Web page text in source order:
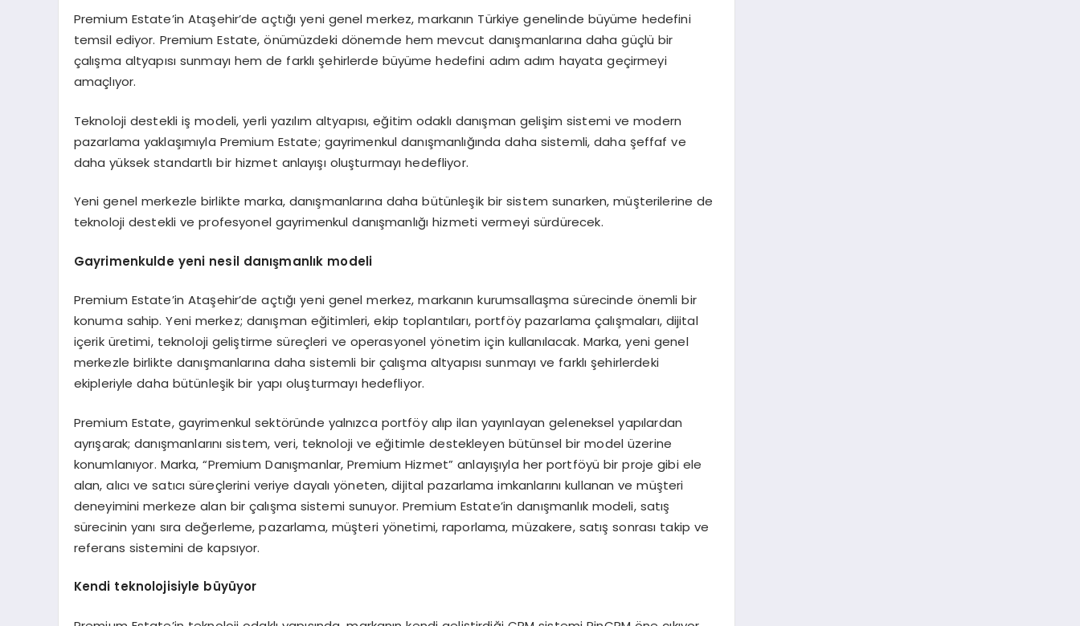
Premium Estate’in Ataşehir’de açtığı yeni genel merkez, markanın Türkiye genelinde büyüme hedefini
temsil ediyor. Premium Estate, önümüzdeki dönemde hem mevcut danışmanlarına daha güçlü bir
çalışma altyapısı sunmayı hem de farklı şehirlerde büyüme hedefini adım adım hayata geçirmeyi
amaçlıyor.
Teknoloji destekli iş modeli, yerli yazılım altyapısı, eğitim odaklı danışman gelişim sistemi ve modern
pazarlama yaklaşımıyla Premium Estate; gayrimenkul danışmanlığında daha sistemli, daha şeffaf ve
daha yüksek standartlı bir hizmet anlayışı oluşturmayı hedefliyor.
Yeni genel merkezle birlikte marka, danışmanlarına daha bütünleşik bir sistem sunarken, müşterilerine de
teknoloji destekli ve profesyonel gayrimenkul danışmanlığı hizmeti vermeyi sürdürecek.
Gayrimenkulde yeni nesil danışmanlık modeli
Premium Estate’in Ataşehir’de açtığı yeni genel merkez, markanın kurumsallaşma sürecinde önemli bir
konuma sahip. Yeni merkez; danışman eğitimleri, ekip toplantıları, portföy pazarlama çalışmaları, dijital
içerik üretimi, teknoloji geliştirme süreçleri ve operasyonel yönetim için kullanılacak. Marka, yeni genel
merkezle birlikte danışmanlarına daha sistemli bir çalışma altyapısı sunmayı ve farklı şehirlerdeki
ekipleriyle daha bütünleşik bir yapı oluşturmayı hedefliyor.
Premium Estate, gayrimenkul sektöründe yalnızca portföy alıp ilan yayınlayan geleneksel yapılardan
ayrışarak; danışmanlarını sistem, veri, teknoloji ve eğitimle destekleyen bütünsel bir model üzerine
konumlanıyor. Marka, “Premium Danışmanlar, Premium Hizmet” anlayışıyla her portföyü bir proje gibi ele
alan, alıcı ve satıcı süreçlerini veriye dayalı yöneten, dijital pazarlama imkanlarını kullanan ve müşteri
deneyimini merkeze alan bir çalışma sistemi sunuyor. Premium Estate’in danışmanlık modeli, satış
sürecinin yanı sıra değerleme, pazarlama, müşteri yönetimi, raporlama, müzakere, satış sonrası takip ve
referans sistemini de kapsıyor.
Kendi teknolojisiyle büyüyor